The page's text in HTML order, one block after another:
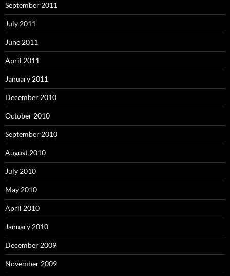
September 2011
July 2011
June 2011
April 2011
January 2011
December 2010
October 2010
September 2010
August 2010
July 2010
May 2010
April 2010
January 2010
December 2009
November 2009